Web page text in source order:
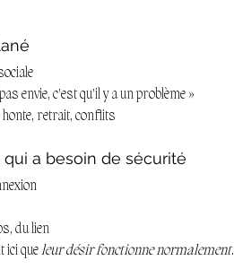
envie, c’est qu’il y a un problème »
honte, retrait, conflits
a besoin de sécurité
du lien
ici que leur désir fonctionne normalement.